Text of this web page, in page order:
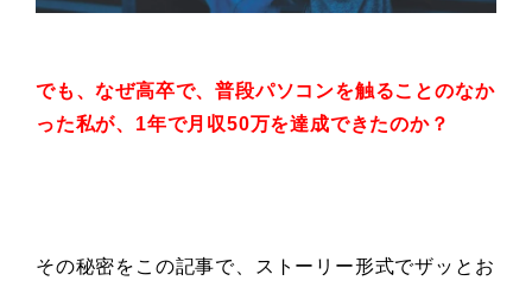
でも、なぜ高卒で、普段パソコンを触ることのなか
った私が、 1年で月収50万を達成できたのか？
その秘密をこの記事で、ストーリー形式でザッとお